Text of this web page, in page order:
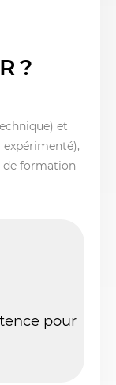
pour
?
et
de formation